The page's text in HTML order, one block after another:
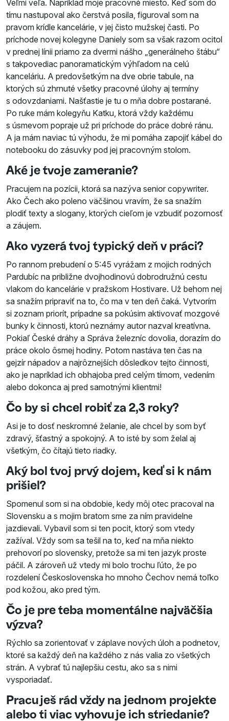
Veľmi veľa. Napríklad moje pracovné miesto. Keď som do
tímu nastupoval ako čerstvá posila, figuroval som na
pravom krídle kancelárie, v jej čisto mužskej časti. Po
príchode novej kolegyne Daniely som sa však razom ocitol
v prednej línii priamo za dvermi nášho „generálneho štábu“
s takpovediac panoramatickým výhľadom na celú
kanceláriu. A predovšetkým na dve obrie tabule, na
ktorých sú zhrnuté všetky pracovné úlohy aj termíny
s odovzdaniami. Našťastie je tu o mňa dobre postarané.
Po ruke mám kolegyňu Katku, ktorá vždy každému
s úsmevom popraje už pri príchode do práce dobré ránu.
A ja mám naviac tú výhodu, že mi pomáha zapojiť kábel do
notebooku do zásuvky pod jej pracovným stolom.
Aké je tvoje zameranie?
Pracujem na pozícii, ktorá sa nazýva senior copywriter.
Ako Čech ako poleno väčšinou vravím, že sa snažím
plodiť texty a slogany, ktorých cieľom je vzbudiť pozornosť
a záujem.
Ako vyzerá tvoj typický deň v práci?
Po rannom prebudení o 5:45 vyrážam z mojich rodných
Pardubíc na približne dvojhodinovú dobrodružnú cestu
vlakom do kancelárie v pražskom Hostivare. Už behom nej
sa snažím pripraviť na to, čo ma v ten deň čaká. Vytvorím
si zoznam priorít, prípadne sa pokúsim aktivovať mozgové
bunky k činnosti, ktorú neznámy autor nazval kreatívna.
Pokiaľ České dráhy a Správa železníc dovolia, dorazím do
práce okolo ôsmej hodiny. Potom nastáva ten čas na
gejzír nápadov a najrôznejších dôsledkov tejto činnosti,
ako je napríklad ich obhajoba pred celým tímom, vedením
alebo dokonca aj pred samotnými klientmi!
Čo by si chcel robiť za 2,3 roky?
Asi je to dosť neskromné želanie, ale chcel by som byť
zdravý, šťastný a spokojný. A to isté by som želal aj
všetkým, čo čítajú tieto riadky.
Aký bol tvoj prvý dojem, keď si k nám
prišiel?
Spomenul som si na obdobie, kedy môj otec pracoval na
Slovensku a s mojim bratom sme za ním pravidelne
jazdievali. Vybavil som si ten pocit, ktorý som vtedy
zažíval. Vždy som sa tešil na to, keď na mňa niekto
prehovorí po slovensky, pretože sa mi ten jazyk proste
páčil. A zároveň už vtedy mi bolo trochu ľúto, že po
rozdelení Československa ho mnoho Čechov nemá toľko
pod kožou, ako pred tým.
Čo je pre teba momentálne najväčšia
výzva?
Rýchlo sa zorientovať v záplave nových úloh a podnetov,
ktoré sa každý deň na každého z nás valia zo všetkých
strán. A vybrať tú najlepšiu cestu, ako sa s nimi
vysporiadať.
Pracuješ rád vždy na jednom projekte
alebo ti viac vyhovuje ich striedanie?